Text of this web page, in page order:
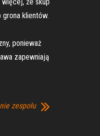
klientów.
ponieważ
zapewniają
zespołu